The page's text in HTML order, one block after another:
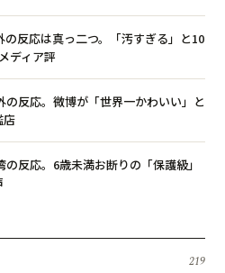
の反応は真っ二つ。「汚すぎる」と10
ディア評
の反応。微博が「世界一かわいい」と
店
の反応。6歳未満お断りの「保護級」
219